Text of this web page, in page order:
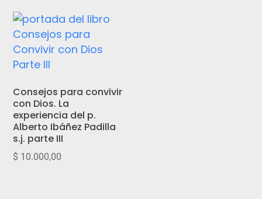
Consejos para convivir
con Dios. La
experiencia del p.
Alberto Ibáñez Padilla
s.j. parte III
$ 10.000,00